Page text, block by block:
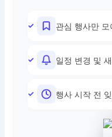
관심 행사만
일정 변경 및
행사 시작 전